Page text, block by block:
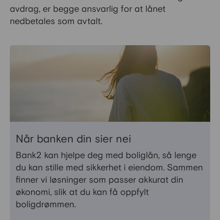
avdrag, er begge ansvarlig for at lånet
nedbetales som avtalt.
Når banken din sier nei
Bank2 kan hjelpe deg med boliglån, så lenge
du kan stille med sikkerhet i eiendom. Sammen
finner vi løsninger som passer akkurat din
økonomi, slik at du kan få oppfylt
boligdrømmen.